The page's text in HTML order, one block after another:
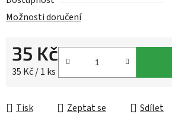
Možnosti doručení
35 Kč
Měrná cena:
35 Kč / 1 ks
Tisk Zeptat se Sdílet